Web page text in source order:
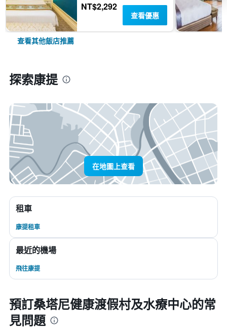
NT$2,292
查看優惠
查看其他飯店推薦
探索康提
在地圖上查看
租車
康提租車
最近的機場
飛往康提
預訂桑塔尼健康渡假村及水療中心的常
見問題